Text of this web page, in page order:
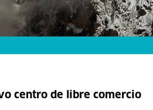
centro de libre comercio